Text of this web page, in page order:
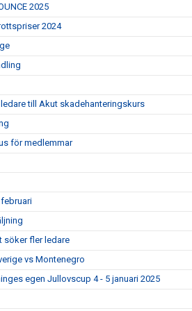
2025
2024
till Akut skadehanteringskurs
för medlemmar
söker fler ledare
vs Montenegro
egen Jullovscup 4 - 5 januari 2025